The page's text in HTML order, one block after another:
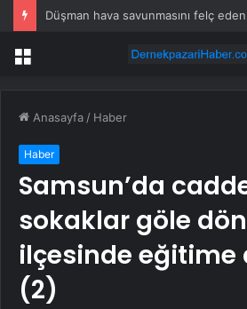
Menü
Anasayfa / Haber
Haber
Samsun’da
sokaklar göle
ilçesinde eğitime
(2)